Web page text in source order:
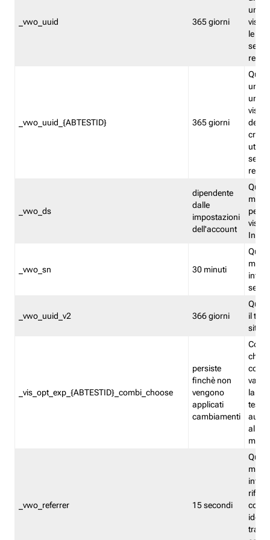
_vwo_uuid 365 giorni
le
_vwo_uuid_{ABTESTID} 365 giorni
un
del
_vwo_ds
dipendente
dalle
impostazioni
dell'account
_vwo_sn 30 minuti
_vwo_uuid_v2 366 giorni
il
sito
_vis_opt_exp_{ABTESTID}_combi_choose
persiste
finchè non
vengono
applicati
cambiamenti
che
la
test.
_vwo_referrer 15 secondi